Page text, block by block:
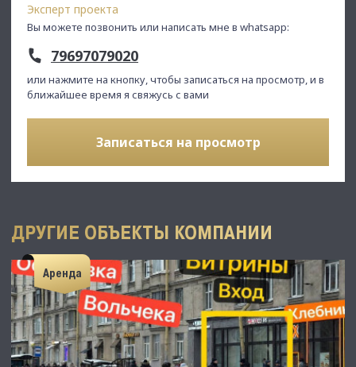
Эксперт проекта
Вы можете позвонить или написать мне в whatsapp:
79697079020
или нажмите на кнопку, чтобы записаться на просмотр, и в
ближайшее время я свяжусь с вами
Записаться на просмотр
ДРУГИЕ ОБЪЕКТЫ КОМПАНИИ
Аренда